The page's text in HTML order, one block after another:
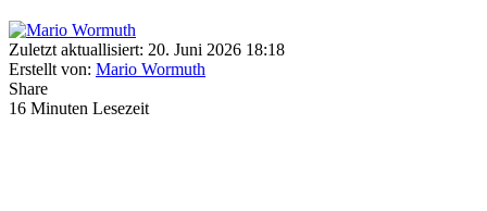
Zuletzt aktuallisiert: 20. Juni 2026 18:18
Erstellt von: Mario Wormuth
Share
16 Minuten Lesezeit